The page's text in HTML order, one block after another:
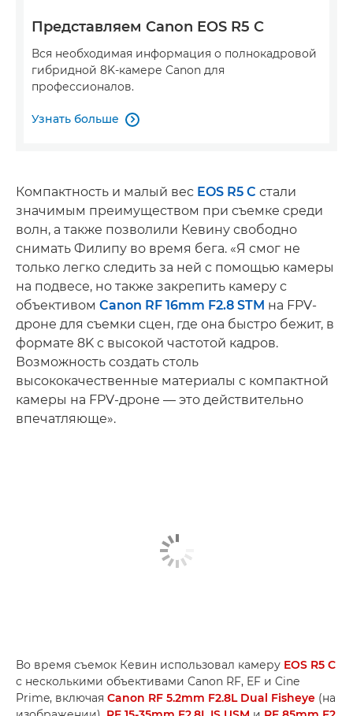
Представляем Canon EOS R5 C
Вся необходимая информация о полнокадровой
гибридной 8K-камере Canon для
профессионалов.
Узнать больше 
Компактность и малый вес EOS R5 C стали
значимым преимуществом при съемке среди
волн, а также позволили Кевину свободно
снимать Филипу во время бега. «Я смог не
только легко следить за ней с помощью камеры
на подвесе, но также закрепить камеру с
объективом Canon RF 16mm F2.8 STM на FPV-
дроне для съемки сцен, где она быстро бежит, в
формате 8K с высокой частотой кадров.
Возможность создать столь
высококачественные материалы с компактной
камеры на FPV-дроне — это действительно
впечатляюще».
Во время съемок Кевин использовал камеру EOS R5 C
с несколькими объективами Canon RF, EF и Cine
Prime, включая Canon RF 5.2mm F2.8L Dual Fisheye (на